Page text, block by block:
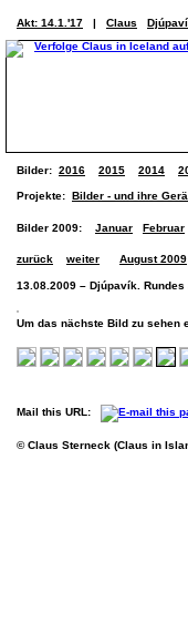
Akt: 14.1.'17 | Claus
Bilder: 2016 2015 2014
Projekte: Bilder - und ihre
Bilder 2009: Januar Februar
zurück weiter August 2009
13.08.2009 – Djúpavík.
Um das nächste Bild zu
Mail this URL:
© Claus Sterneck (Claus in